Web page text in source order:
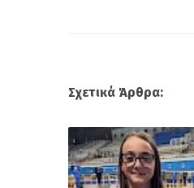
Σχετικά Άρθρα: